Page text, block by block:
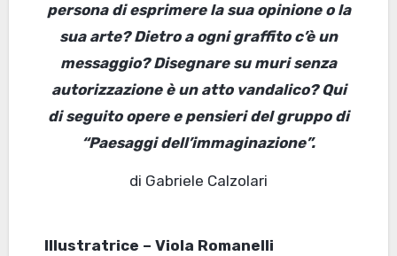
persona di esprimere la sua opinione o la
sua arte? Dietro a ogni graffito c’è un
messaggio? Disegnare su muri senza
autorizzazione è un atto vandalico? Qui
di seguito opere e pensieri del gruppo di
“Paesaggi dell’immaginazione”.
di Gabriele Calzolari
Illustratrice – Viola Romanelli